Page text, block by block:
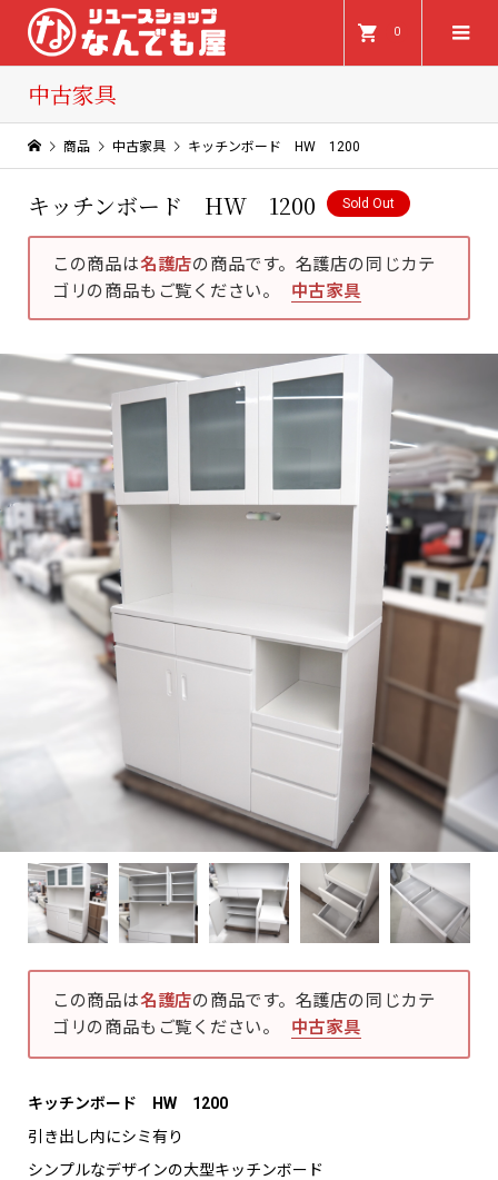
0
中古家具
商品 中古家具 キッチンボード HW 1200
キッチンボード HW 1200 Sold Out
この商品は名護店の商品です。名護店の同じカテ
ゴリの商品もご覧ください。
中古家具
この商品は名護店の商品です。名護店の同じカテ
ゴリの商品もご覧ください。
中古家具
キッチンボード HW 1200
引き出し内にシミ有り
シンプルなデザインの大型キッチンボード